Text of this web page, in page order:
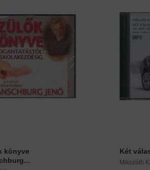
könyve
Két
Mikszáth